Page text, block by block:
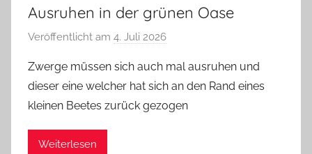
Ausruhen in der grünen Oase
Veröffentlicht am 4. Juli 2026
n
G
l
Zwerge müssen sich auch mal ausruhen und
dieser eine welcher hat sich an den Rand eines
kleinen Beetes zurück gezogen
Weiterlesen